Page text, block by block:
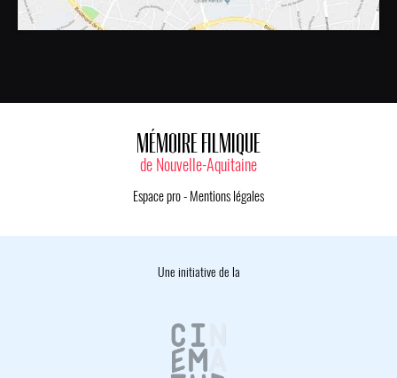
MÉMOIRE FILMIQUE
de Nouvelle-Aquitaine
Espace pro- Mentions légales
Une initiative de la